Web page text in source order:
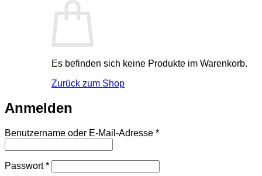
Es befinden sich keine Produkte im Warenkorb.
Zurück zum Shop
Anmelden
Benutzername oder E-Mail-Adresse *Erforderlich
Passwort*Erforderlich